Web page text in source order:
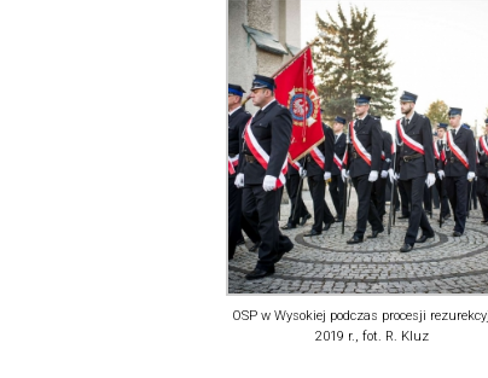
OSP w Wysokiej podczas procesji
2019 r., fot. R. Kluz